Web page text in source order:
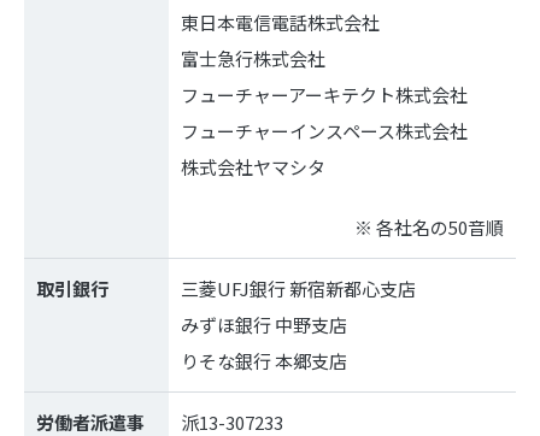
東日本電信電話株式会社
富士急行株式会社
フューチャーアーキテクト株式会社
フューチャーインスペース株式会社
株式会社ヤマシタ
※ 各社名の50音順
取引銀行
三菱UFJ銀行 新宿新都心支店
みずほ銀行 中野支店
りそな銀行 本郷支店
労働者派遣事
派13-307233